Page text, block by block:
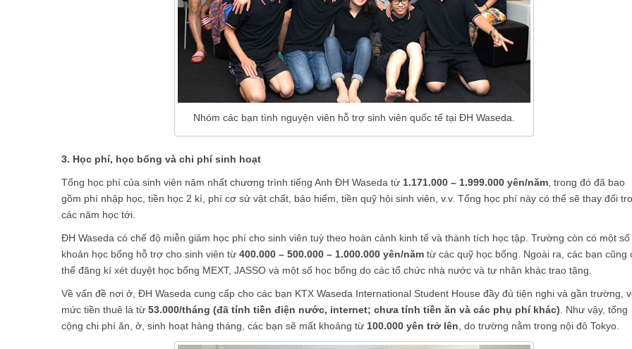
Nhóm các bạn tình nguyện viên hỗ trợ sinh viên quốc tế tại ĐH Waseda.
3. Học phí, học bổng và chi phí sinh hoạt
Tổng học phí của sinh viên năm nhất chương trình tiếng Anh ĐH Waseda từ 1.171.000 – 1.999.000 yên/năm , trong đó đã bao
gồm phí nhập học, tiền học 2 kì, phí cơ sử vật chất, bảo hiểm, tiền quỹ hội sinh viên, v.v. Tổng học phí này có thể sẽ thay đổi
các năm học tới.
ĐH Waseda có chế độ miễn giảm học phí cho sinh viên tuỳ theo hoàn cảnh kinh tế và thành tích học tập. Trường còn có một số
khoản học bổng hỗ trợ cho sinh viên từ 400.000 – 500.000 – 1.000.000 yên/năm từ các quỹ học bổng. Ngoài ra, các bạn cũng
thể đăng kí xét duyệt học bổng MEXT, JASSO và một số học bổng do các tổ chức nhà nước và tư nhân khác trao tặng.
Về vấn đề nơi ở, ĐH Waseda cung cấp cho các bạn KTX Waseda International Student House đầy đủ tiện nghi và gần trường,
mức tiền thuê là từ 53.000/tháng (đã tính tiền điện nước, internet; chưa tính tiền ăn và các phụ phí khác) . Như vậy, tổng
cộng chi phí ăn, ở, sinh hoạt hàng tháng, các bạn sẽ mất khoảng từ 100.000 yên trở lên , do trường nằm trong nội đô Tokyo.